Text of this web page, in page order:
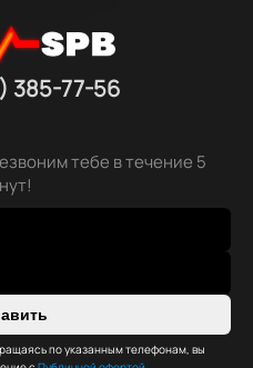
385-77-56
тебе в течение 5
по указанным телефонам, вы